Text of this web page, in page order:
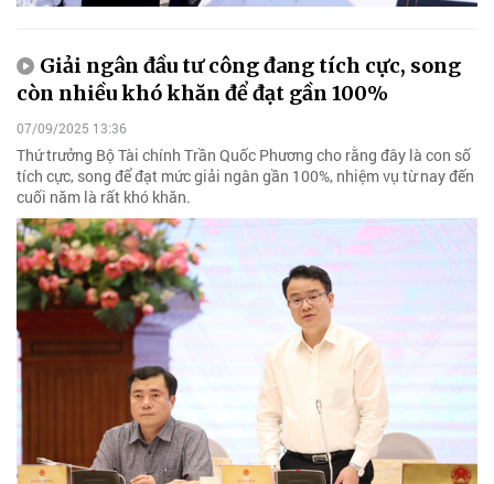
Giải ngân đầu tư công đang tích cực, song
còn nhiều khó khăn để đạt gần 100%
07/09/2025 13:36
Thứ trưởng Bộ Tài chính Trần Quốc Phương cho rằng đây là con số
tích cực, song để đạt mức giải ngân gần 100%, nhiệm vụ từ nay đến
cuối năm là rất khó khăn.